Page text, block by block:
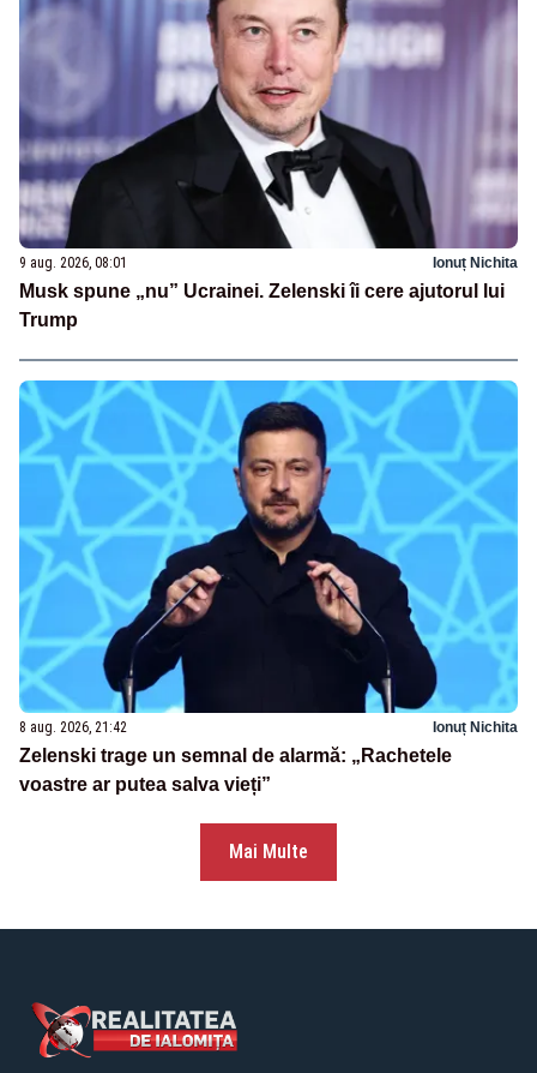
9 aug. 2026, 08:01 Ionuț Nichita
Musk spune „nu” Ucrainei. Zelenski îi cere ajutorul lui
Trump
8 aug. 2026, 21:42 Ionuț Nichita
Zelenski trage un semnal de alarmă: „Rachetele
voastre ar putea salva vieți”
Mai Multe